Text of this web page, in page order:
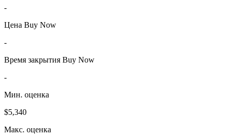
-
Цена Buy Now
-
Время закрытия Buy Now
-
Мин. оценка
$5,340
Макс. оценка